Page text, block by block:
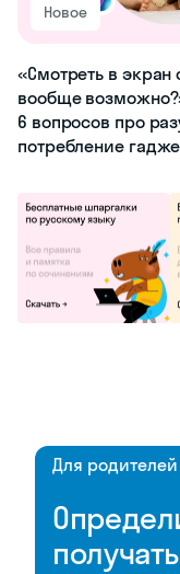
Новое
«Смотреть в экран
вообще
6 вопросов про
потребление
Для родителей